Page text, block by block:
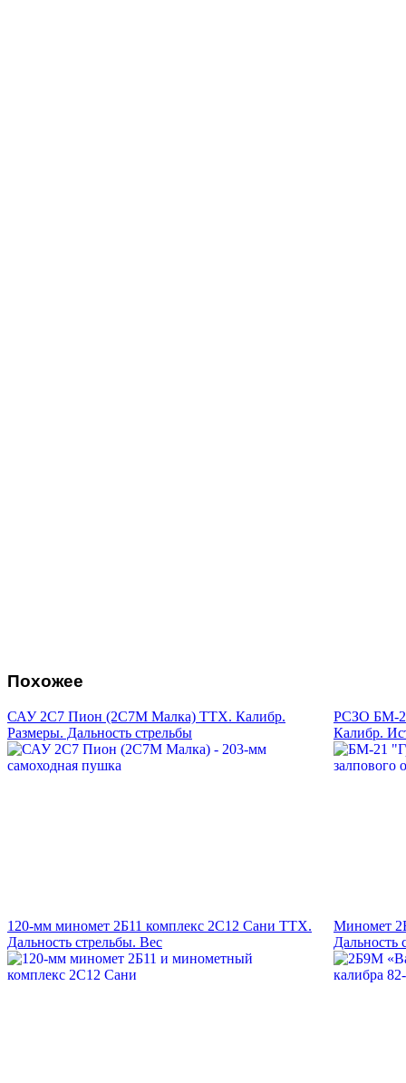
Похожее
САУ 2С7 Пион (2С7М Малка) ТТХ. Калибр.
Размеры. Дальность стрельбы
РСЗО БМ-
Калибр.
120-мм миномет 2Б11 комплекс 2С12 Сани ТТХ.
Дальность стрельбы. Вес
Миномет
Дальность